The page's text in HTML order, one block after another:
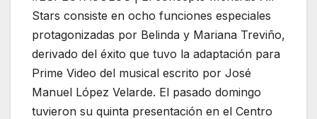
Stars consiste en ocho funciones especiales
protagonizadas por Belinda y Mariana Treviño,
derivado del éxito que tuvo la adaptación para
Prime Video del musical escrito por José
Manuel López Velarde. El pasado domingo
tuvieron su quinta presentación en el Centro